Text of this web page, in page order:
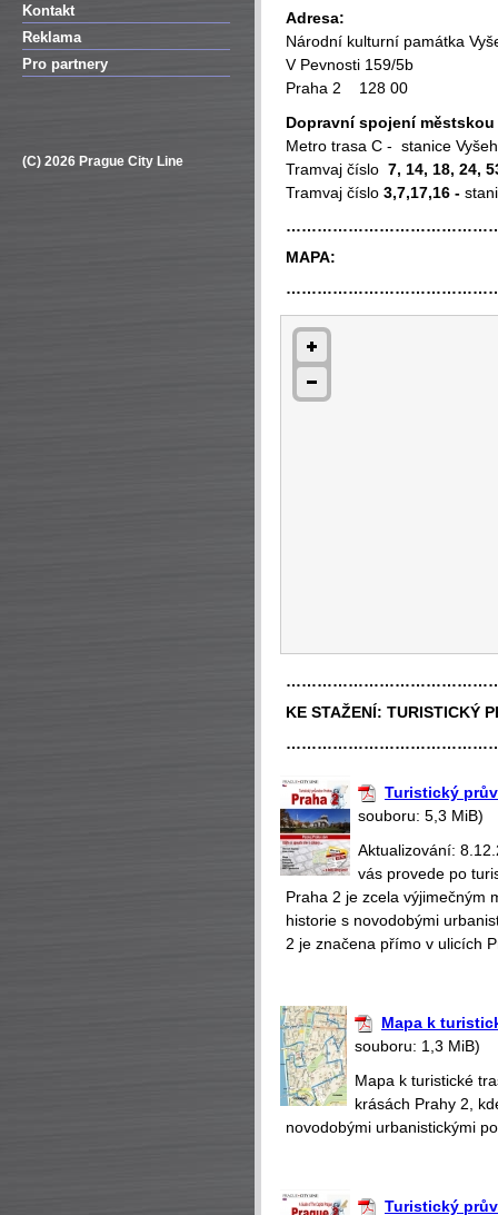
Kontakt
Reklama
Pro partnery
(C) 2026 Prague City Line
Adresa:
Národní kulturní památka
V Pevnosti 159/5b
Praha 2 128 00
Dopravní spojení
Metro trasa C - stanice
Tramvaj číslo 7, 14, 18, 24,
Tramvaj číslo 3,7,17,16 -
MAPA:
KE STAŽENÍ: TURISTICKÝ
Turistický
souboru: 5,3 MiB)
Aktualizování:
vás provede po
Praha 2 je zcela výjimečným
historie s novodobými
2 je značena přímo v ulicích
Mapa k
souboru: 1,3 MiB)
Mapa k turistické
krásách Prahy 2,
novodobými urbanistickými
Turistický